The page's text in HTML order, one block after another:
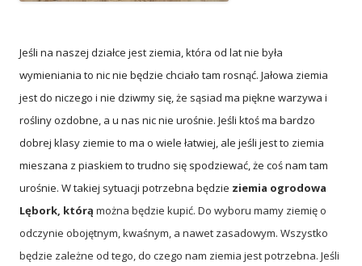
Jeśli na naszej działce jest ziemia, która od lat nie była
wymieniania to nic nie będzie chciało tam rosnąć. Jałowa ziemia
jest do niczego i nie dziwmy się, że sąsiad ma piękne warzywa i
rośliny ozdobne, a u nas nic nie urośnie. Jeśli ktoś ma bardzo
dobrej klasy ziemie to ma o wiele łatwiej, ale jeśli jest to ziemia
mieszana z piaskiem to trudno się spodziewać, że coś nam tam
urośnie. W takiej sytuacji potrzebna będzie ziemia ogrodowa
Lębork, którą można będzie kupić. Do wyboru mamy ziemię o
odczynie obojętnym, kwaśnym, a nawet zasadowym. Wszystko
będzie zależne od tego, do czego nam ziemia jest potrzebna. Jeśli